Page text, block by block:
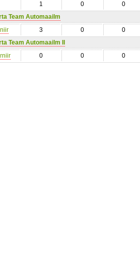
1 0
0
Team Automaailm
3 0
0
Team Automaailm II
0 0 0